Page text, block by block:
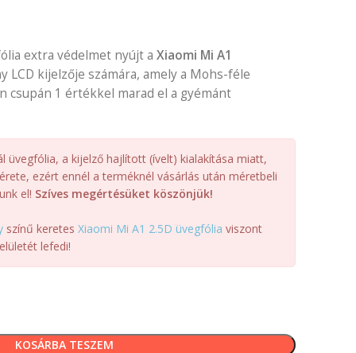
extra védelmet nyújt a Xiaomi Mi A1
LCD kijelzője számára, amely a Mohs-féle
csupán 1 értékkel marad el a gyémánt
üvegfólia, a kijelző hajlított (ívelt) kialakítása miatt,
ezért ennél a terméknél vásárlás után méretbeli
el! Szíves megértésüket köszönjük!
színű keretes Xiaomi Mi A1 2.5D üvegfólia viszont
lefedi!
KOSÁRBA TESZEM